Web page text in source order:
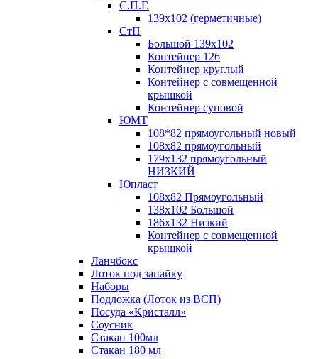
С.П.Г.
139х102 (герметичные)
СтП
Большой 139х102
Контейнер 126
Контейнер круглый
Контейнер с совмещенной
крышкой
Контейнер суповой
ЮМТ
108*82 прямоугольный новый
108х82 прямоугольный
179х132 прямоугольный
НИЗКИЙ
Юпласт
108х82 Прямоугольный
138х102 Большой
186х132 Низкий
Контейнер с совмещенной
крышкой
Ланчбокс
Лоток под запайку
Наборы
Подложка (Лоток из ВСП)
Посуда «Кристалл»
Соусник
Стакан 100мл
Стакан 180 мл